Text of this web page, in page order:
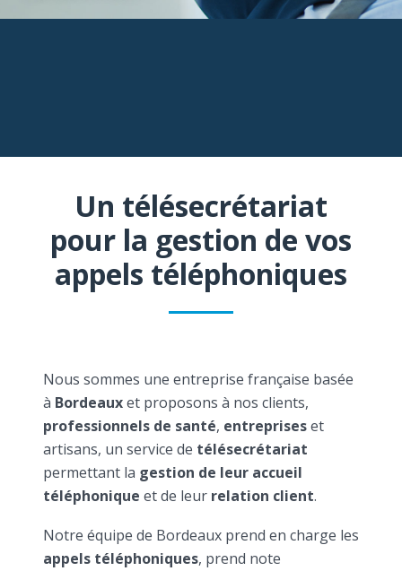
Un télésecrétariat
pour la gestion de vos
appels téléphoniques
Nous sommes une entreprise française basée
à Bordeauxet proposons à nos clients,
professionnels de santé, entrepriseset
artisans, un service de télésecrétariat
permettant la gestion de leur accueil
téléphonique et de leur relation client.
Notre équipe de Bordeaux prend en charge les
appels téléphoniques, prend note